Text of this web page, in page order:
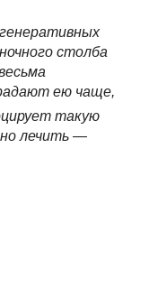
столба
ею чаще,
такую
лечить —